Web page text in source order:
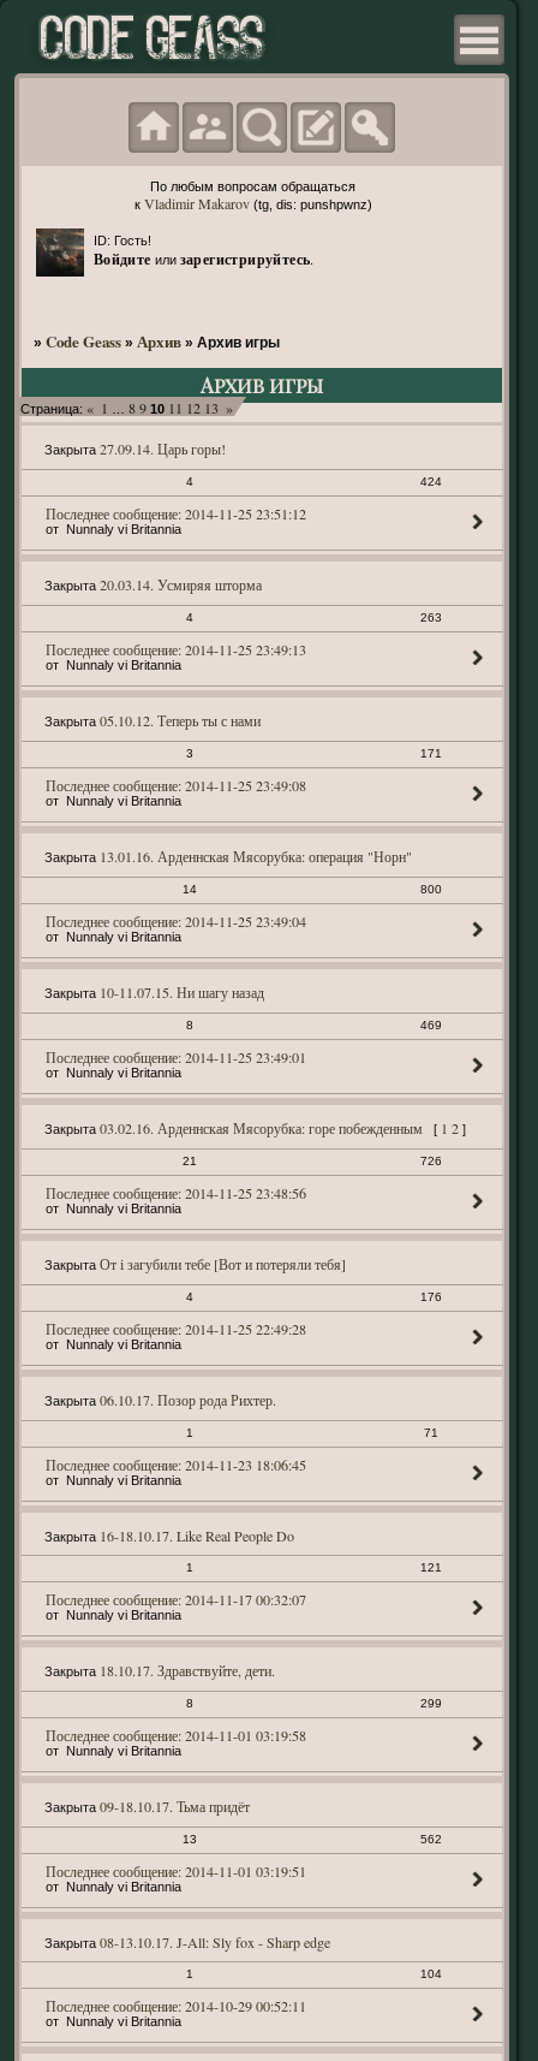
По любым вопросам обращаться
к Vladimir Makarov(tg, dis: punshpwnz)
ID: Гость!
Войдите или зарегистрируйтесь
» Code Geass » Архив » Архив игры
Архив игры
Страница: « 1 8 9 10 11 12 13 »
Закрыта 27.09.14. Царь горы!
4 424
2014-11-25 23:51:12
Nunnaly vi Britannia
Закрыта 20.03.14. Усмиряя шторма
4 263
2014-11-25 23:49:13
Nunnaly vi Britannia
Закрыта 05.10.12. Теперь ты с нами
3 171
2014-11-25 23:49:08
Nunnaly vi Britannia
Закрыта 13.01.16. Арденнская Мясорубка: операция "Норн"
14 800
2014-11-25 23:49:04
Nunnaly vi Britannia
Закрыта 10-11.07.15. Ни шагу назад
8 469
2014-11-25 23:49:01
Nunnaly vi Britannia
Закрыта 03.02.16. Арденнская Мясорубка: горе побежденным [ 1 2 ]
21 726
2014-11-25 23:48:56
Nunnaly vi Britannia
Закрыта От і загубили тебе [Вот и потеряли тебя]
4 176
2014-11-25 22:49:28
Nunnaly vi Britannia
Закрыта 06.10.17. Позор рода Рихтер.
1 71
2014-11-23 18:06:45
Nunnaly vi Britannia
Закрыта 16-18.10.17. Like Real People Do
1 121
2014-11-17 00:32:07
Nunnaly vi Britannia
Закрыта 18.10.17. Здравствуйте, дети.
8 299
2014-11-01 03:19:58
Nunnaly vi Britannia
Закрыта 09-18.10.17. Тьма придёт
13 562
2014-11-01 03:19:51
Nunnaly vi Britannia
Закрыта 08-13.10.17. J-All: Sly fox - Sharp edge
1 104
2014-10-29 00:52:11
Nunnaly vi Britannia